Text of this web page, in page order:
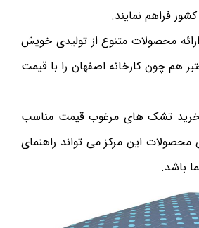
فراهم نمایند.
محصولات متنوع از تولیدی خویش
هم چون کارخانه اصفهان را با قیمت
خرید تشک های مرغوب قیمت مناسب
این مرکز می تواند راهنمای
باشد.